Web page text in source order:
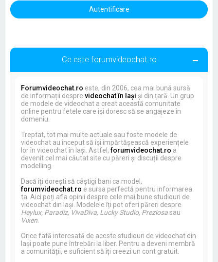
Ce este forumvideochat.ro
Forumvideochat.ro este, din 2006, cea mai bună sursă
de informații desprevideochat în Iași și din țară. Un grup
de modele de videochat a creat această comunitate
online pentru fetele care își doresc să se angajeze în
domeniu.
Treptat, tot mai multe actuale sau foste modele de
videochat au început să își împărtășească experiențele
lor în videochat în Iași. Astfel,forumvideochat.ro a
devenit cel mai căutat site cu păreri și discuții despre
modelling.
Dacă îți dorești să câștigi bani ca model,
forumvideochat.ro e sursa perfectă pentru informarea
ta. Aici poți afla opinii despre cele mai bune studiouri de
videochat din Iași. Modelele îți pot oferi păreri despre
Heylux, Paradiz, VivaDiva, Lucky Studio, Preziosasau
Vixen
Orice fată interesată de aceste studiouri de videochat din
Iași poate pune întrebări la liber. Pentru a deveni membră
a comunității, e suficient să îți creezi un cont gratuit.